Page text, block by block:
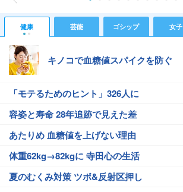
健康 芸能 ゴシップ 女子
キノコで血糖値スパイクを防ぐ
「モテるためのヒント」326人に
容姿と寿命 28年追跡で見えた差
あたりめ 血糖値を上げない理由
体重62kg→82kgに 寺田心の生活
夏のむくみ対策 ツボ&反射区押し